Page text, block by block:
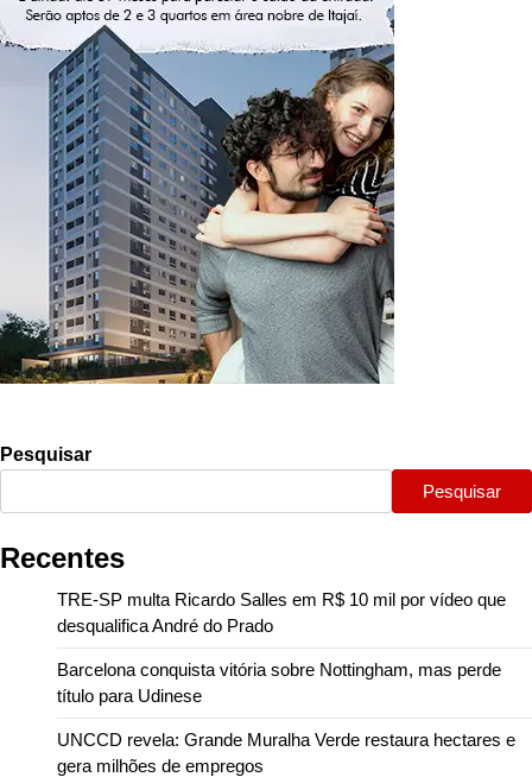
Pesquisar
Pesquisar
Recentes
TRE-SP multa Ricardo Salles em R$ 10 mil por vídeo que
desqualifica André do Prado
Barcelona conquista vitória sobre Nottingham, mas perde
título para Udinese
UNCCD revela: Grande Muralha Verde restaura hectares e
gera milhões de empregos